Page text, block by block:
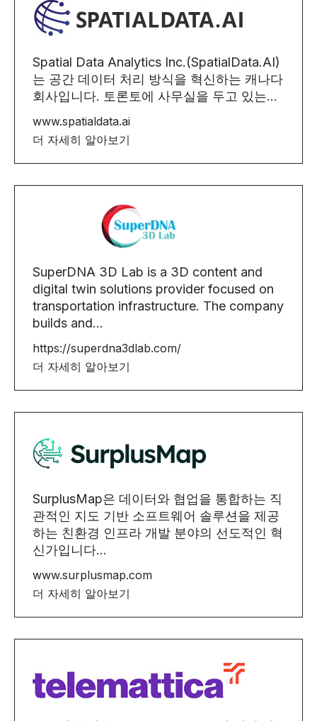
Spatial Data Analytics Inc.(SpatialData.AI)
는 공간 데이터 처리 방식을 혁신하는 캐나다
회사입니다. 토론토에 사무실을 두고 있는...
www.spatialdata.ai
더 자세히 알아보기
SuperDNA 3D Lab is a 3D content and
digital twin solutions provider focused on
transportation infrastructure. The company
builds and...
https://superdna3dlab.com/
더 자세히 알아보기
SurplusMap은 데이터와 협업을 통합하는 직
관적인 지도 기반 소프트웨어 솔루션을 제공
하는 친환경 인프라 개발 분야의 선도적인 혁
신가입니다...
www.surplusmap.com
더 자세히 알아보기